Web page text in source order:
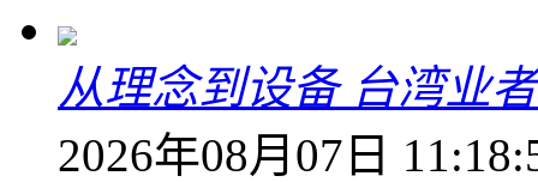
从理念到设备 台湾业
2026年08月07日